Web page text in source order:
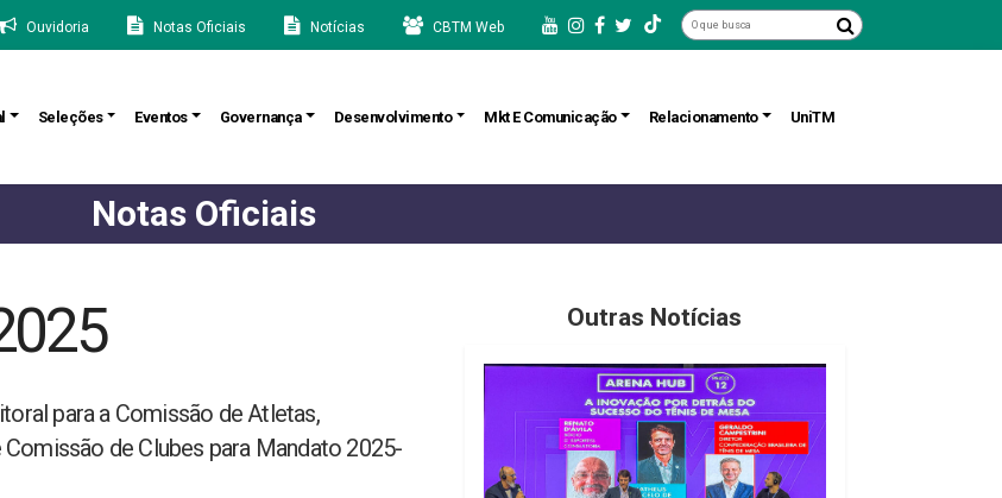
Ouvidoria Notas Oficiais Notícias CBTM Web
Seleções Eventos Governança Desenvolvimento Mkt E Comunicação Relacionamento UniTM
Notas Oficiais
para a Comissão de Atletas,
de Clubes para Mandato 2025-
Outras Notícias